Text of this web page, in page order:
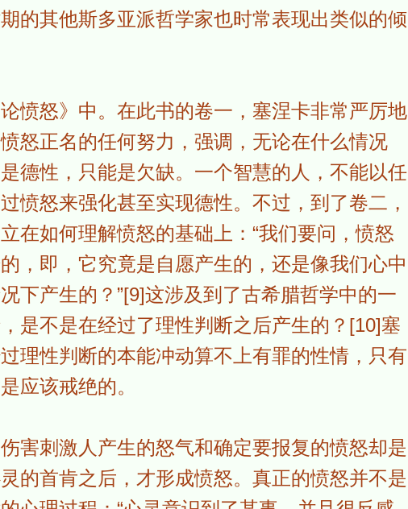
的其他斯多亚派哲学家也时常表现出类似的倾
愤怒》中。在此书的卷一，塞涅卡非常严厉地
怒正名的任何努力，强调，无论在什么情况
德性，只能是欠缺。一个智慧的人，不能以任
愤怒来强化甚至实现德性。不过，到了卷二，
在如何理解愤怒的基础上：“我们要问，愤怒
，即，它究竟是自愿产生的，还是像我们心中
下产生的？”[9]这涉及到了古希腊哲学中的一
是不是在经过了理性判断之后产生的？[10]塞
理性判断的本能冲动算不上有罪的性情，只有
应该戒绝的。
害刺激人产生的怒气和确定要报复的愤怒却是
的首肯之后，才形成愤怒。真正的愤怒并不是